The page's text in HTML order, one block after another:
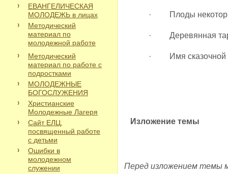
ЕВАНГЕЛИЧЕСКАЯ
МОЛОДЕЖЬ в лицах
Методический
материал по
молодежной работе
Методический
материал по работе с
подростками
МОЛОДЕЖНЫЕ
БОГОСЛУЖЕНИЯ
Христианские
Молодежные Лагеря
Сайт ЕЛЦ,
посвященный работе
с детьми
Ошибки в
молодежном
служении
· Плоды
· Деревянная
· Имя сказочной
Изложение темы
Перед изложением темы